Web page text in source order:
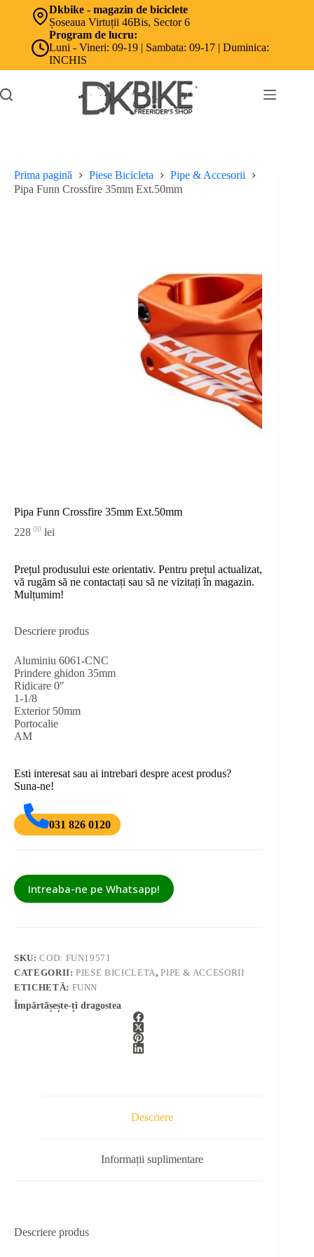
Dkbike - magazin de biciclete
Șoseaua Virtuții 46Bis, Sector 6
Program de lucru:
Luni - Vineri: 09-19 | Sambata: 09-17 | Duminica:
INCHIS
Prima pagină Piese Bicicleta
Pipe & Accesorii
Pipa Funn Crossfire 35mm Ext.50mm
Pipa Funn Crossfire 35mm Ext.50mm
228 00 lei
Prețul produsului este orientativ. Pentru prețul actualizat,
vă rugăm să ne contactați sau să ne vizitați în magazin.
Mulțumim!
Descriere produs
Aluminiu 6061-CNC
Prindere ghidon 35mm
Ridicare 0″
1-1/8
Exterior 50mm
Portocalie
AM
Esti interesat sau ai intrebari despre acest produs?
Suna-ne!
031 826 0120
Intreaba-ne pe Whatsapp!
SKU:COD: FUN19571
CATEGORII:PIESE BICICLETA,PIPE & ACCESORII
ETICHETĂ: FUNN
Împărtășește-ți dragostea
Descriere
Informații suplimentare
Descriere produs